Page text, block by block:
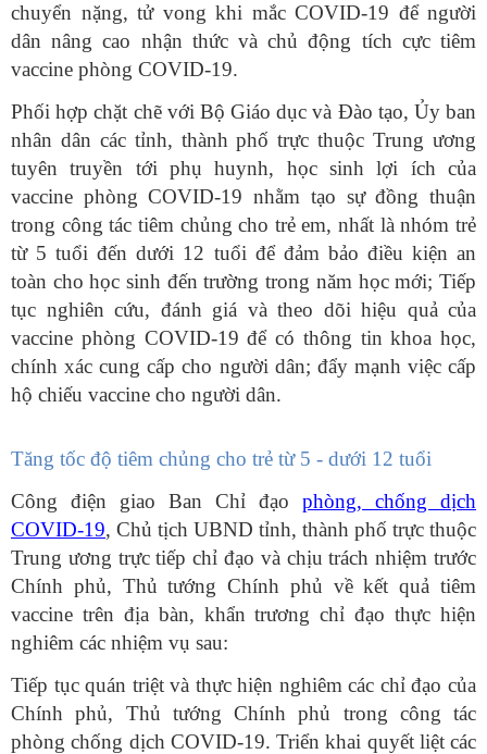
chuyển nặng, tử vong khi mắc COVID-19 để người
dân nâng cao nhận thức và chủ động tích cực tiêm
vaccine phòng COVID-19.
Phối hợp chặt chẽ với Bộ Giáo dục và Đào tạo, Ủy ban
nhân dân các tỉnh, thành phố trực thuộc Trung ương
tuyên truyền tới phụ huynh, học sinh lợi ích của
vaccine phòng COVID-19 nhằm tạo sự đồng thuận
trong công tác tiêm chủng cho trẻ em, nhất là nhóm trẻ
từ 5 tuổi đến dưới 12 tuổi để đảm bảo điều kiện an
toàn cho học sinh đến trường trong năm học mới; Tiếp
tục nghiên cứu, đánh giá và theo dõi hiệu quả của
vaccine phòng COVID-19 để có thông tin khoa học,
chính xác cung cấp cho người dân; đẩy mạnh việc cấp
hộ chiếu vaccine cho người dân.
Tăng tốc độ tiêm chủng cho trẻ từ 5 - dưới 12 tuổi
Công điện giao Ban Chỉ đạo phòng, chống dịch
COVID-19, Chủ tịch UBND tỉnh, thành phố trực thuộc
Trung ương trực tiếp chỉ đạo và chịu trách nhiệm trước
Chính phủ, Thủ tướng Chính phủ về kết quả tiêm
vaccine trên địa bàn, khẩn trương chỉ đạo thực hiện
nghiêm các nhiệm vụ sau:
Tiếp tục quán triệt và thực hiện nghiêm các chỉ đạo của
Chính phủ, Thủ tướng Chính phủ trong công tác
phòng chống dịch COVID-19. Triển khai quyết liệt các